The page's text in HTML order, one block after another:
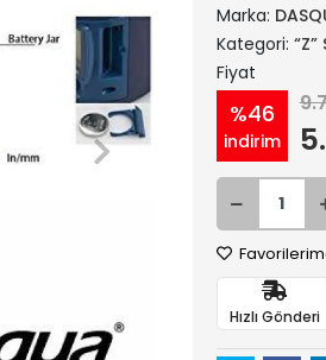
Marka:
Kategori:
Fiyat
%46
indirim
Hızlı Gönderi